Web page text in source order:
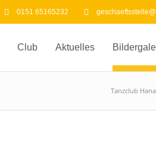
0151 65165232
Club Aktuelles
Tanzclub